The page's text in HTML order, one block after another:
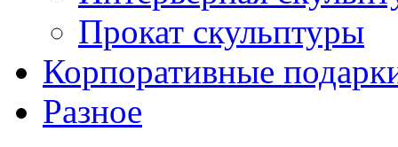
Прокат скульптуры
Корпоративные
Разное